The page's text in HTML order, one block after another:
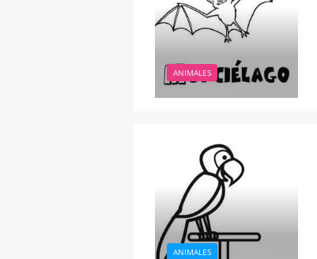
ANIMALES
ANIMALES